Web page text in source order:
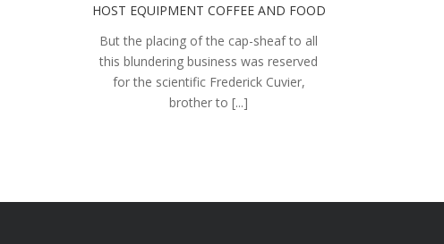
HOST EQUIPMENT COFFEE AND FOOD
But the placing of the cap-sheaf to all
this blundering business was reserved
for the scientific Frederick Cuvier,
brother to [...]